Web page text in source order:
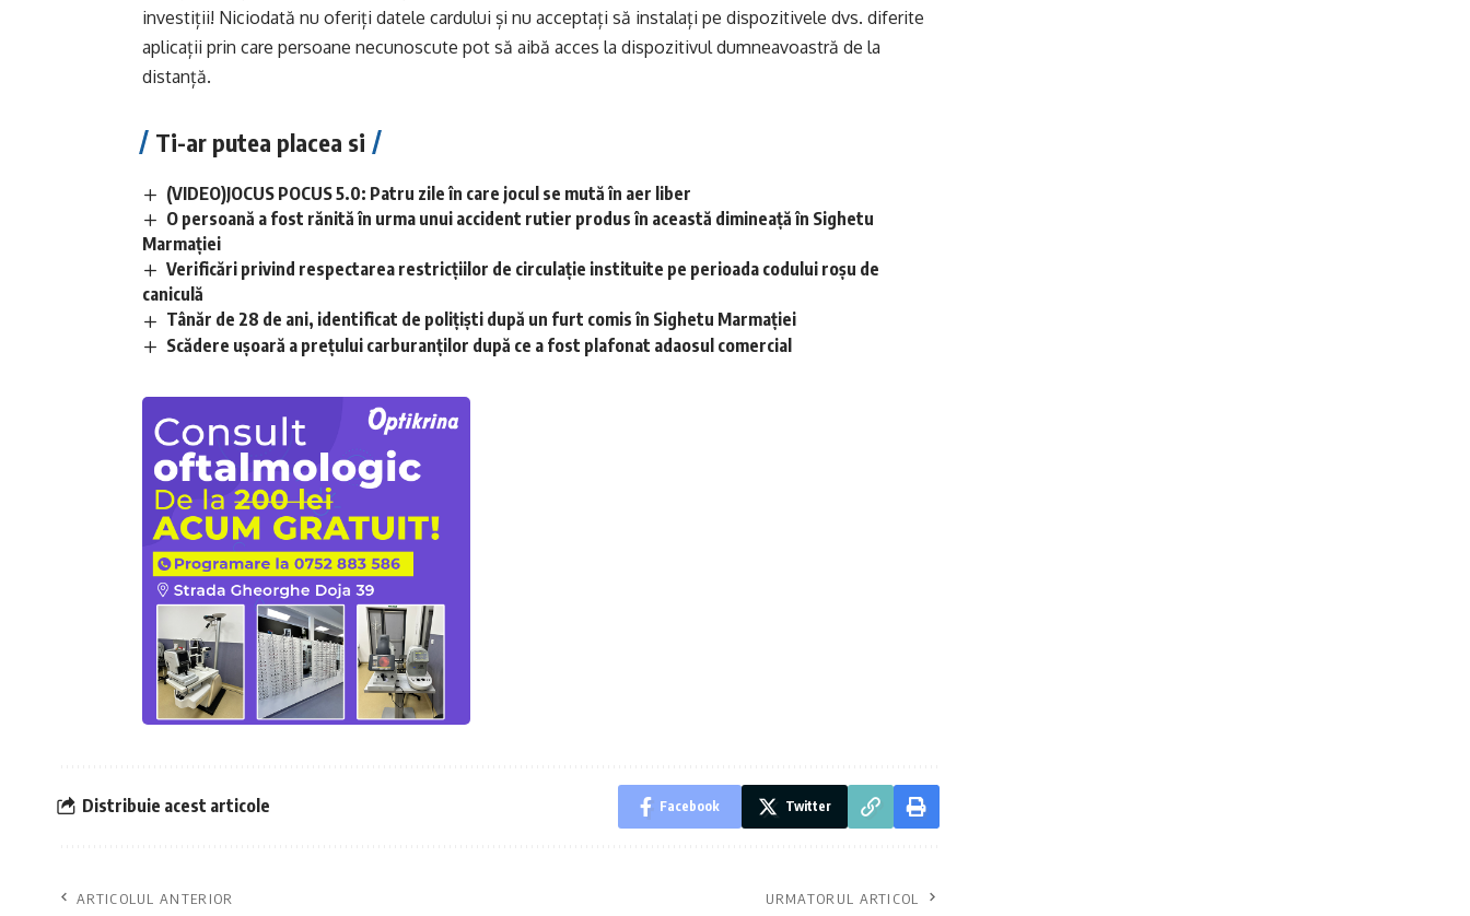
investiții! Niciodată nu oferiți datele cardului și nu acceptați să instalați pe dispozitivele dvs. diferite
aplicații prin care persoane necunoscute pot să aibă acces la dispozitivul dumneavoastră de la
distanță.
Ti-ar putea placea si
(VIDEO)JOCUS POCUS 5.0: Patru zile în care jocul se mută în aer liber
O persoană a fost rănită în urma unui accident rutier produs în această dimineață în Sighetu
Marmației
Verificări privind respectarea restricțiilor de circulație instituite pe perioada codului roșu de
caniculă
Tânăr de 28 de ani, identificat de polițiști după un furt comis în Sighetu Marmației
Scădere ușoară a prețului carburanților după ce a fost plafonat adaosul comercial
Distribuie acest articole Facebook Twitter
ARTICOLUL ANTERIOR URMATORUL ARTICOL